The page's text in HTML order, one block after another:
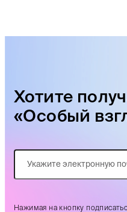
Хотите
«Особый
Нажимая на кнопку